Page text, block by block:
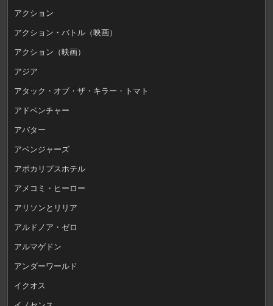
アクション
アクション・バトル（映画）
アクション（映画）
アジア
アタック・オブ・ザ・キラー・トマト
アドベンチャー
アバター
アベンジャーズ
アポカリプスホテル
アメコミ・ヒーロー
アリソンとリリア
アルドノア・ゼロ
アルマゲドン
アンダーワールド
イクオス